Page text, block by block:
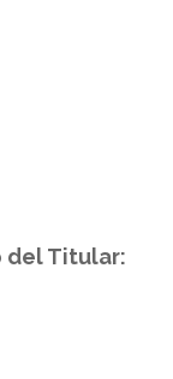
del Titular: